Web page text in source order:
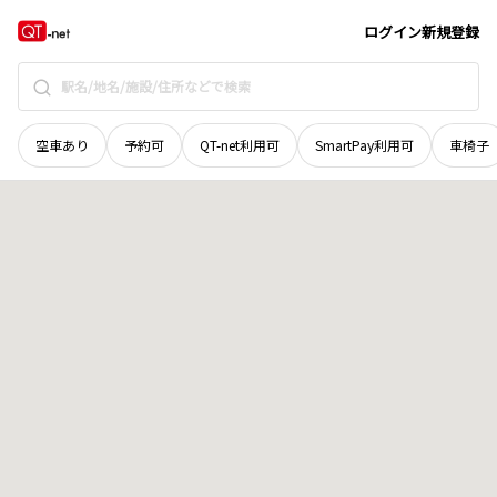
ログイン新規登録
空車あり 予約可 QT-net利用可 SmartPay利用可 車椅子
島根県